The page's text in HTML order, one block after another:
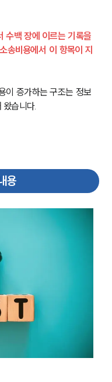
수백 장에 이르는 기록을
송비용에서 이 항목이 지
이 증가하는 구조는 정보
습니다.
용